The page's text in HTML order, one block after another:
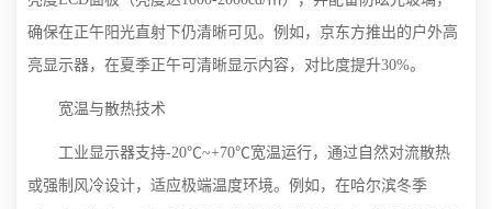
确保在正午阳光直射下仍清晰可见。例如，京东方推出的户外高
亮显示器，在夏季正午可清晰显示内容，对比度提升30%。
宽温与散热技术
工业显示器支持-20℃~+70℃宽温运行，通过自然对流散热
或强制风冷设计，适应极端温度环境。例如，在哈尔滨冬季